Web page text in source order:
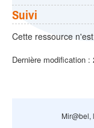
Suivi
Cette ressource
Dernière modification
Mir@bel,